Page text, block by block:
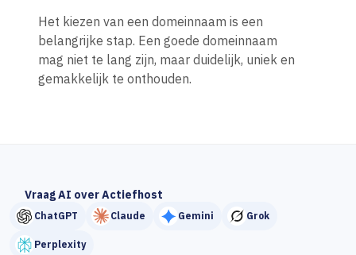
Het kiezen van een domeinnaam is een
belangrijke stap. Een goede domeinnaam
mag niet te lang zijn, maar duidelijk, uniek en
gemakkelijk te onthouden.
Vraag AI over Actiefhost
ChatGPT Claude Gemini Grok
Perplexity